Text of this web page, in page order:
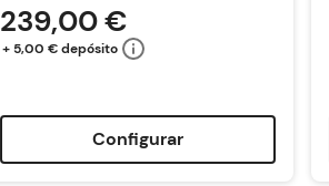
239,00 €
+ 5,00 € depósito
Configurar